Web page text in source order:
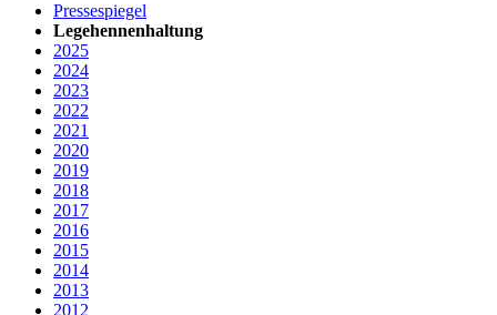
Pressespiegel
Legehennenhaltung
2025
2024
2023
2022
2021
2020
2019
2018
2017
2016
2015
2014
2013
2012